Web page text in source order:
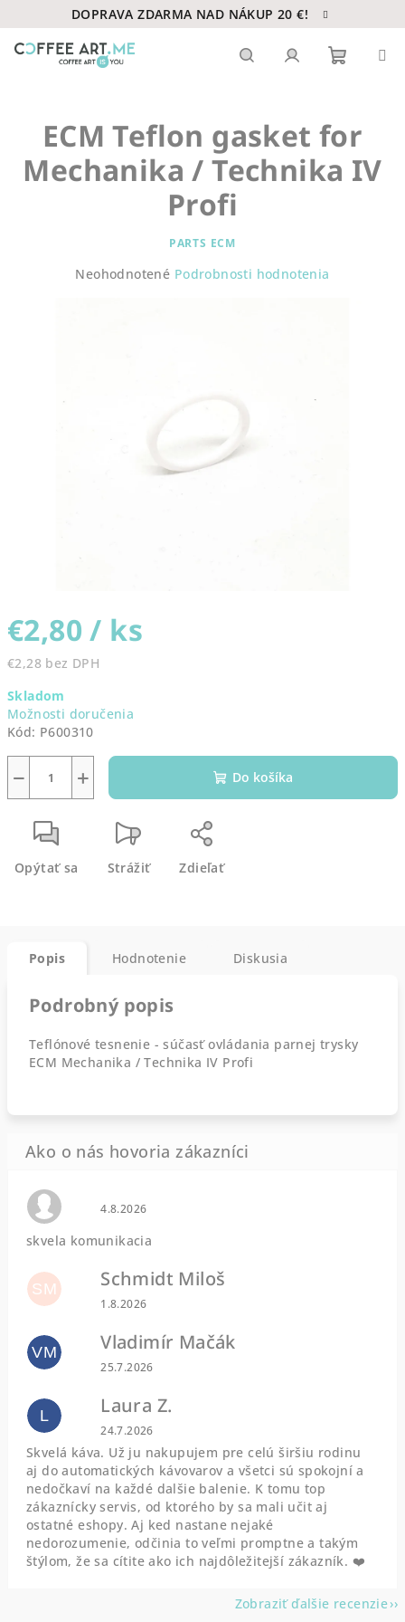
na
obsah
DOPRAVA ZDARMA NAD NÁKUP 20 €!
košík
€2,80/ ks
€2,28 bez DPH
cena:
Skladom
Možnosti doručenia
Kód: P600310
+
− Do košíka
Opýtať sa Strážiť Zdieľať
ECM Teflon gasket for
Mechanika / Technika IV
Profi
PARTS ECM
Priemerné
Neohodnotené Podrobnosti hodnotenia
Popis Hodnotenie Diskusia
Podrobný popis
Teflónové tesnenie - súčasť ovládania parnej trysky
ECM Mechanika / Technika IV Profi
Hodnotenie obchodu je 0 z 5 hviezdičiek.
4.8.2026
skvela komunikacia
SM Schmidt Miloš
Hodnotenie obchodu je 5 z 5 hviezdičiek.
1.8.2026
VM Vladimír Mačák
Hodnotenie obchodu je 5 z 5 hviezdičiek.
25.7.2026
L Laura Z.
Hodnotenie obchodu je 5 z 5 hviezdičiek.
24.7.2026
Skvelá káva. Už ju nakupujem pre celú širšiu rodinu
aj do automatických kávovarov a všetci sú spokojní a
nedočkaví na každé dalšie balenie. K tomu top
zákaznícky servis, od ktorého by sa mali učit aj
ostatné eshopy. Aj ked nastane nejaké
nedorozumenie, odčinia to veľmi promptne a takým
štýlom, že sa cítite ako ich najdôležitejší zákazník. ❤️
Zobraziť ďalšie recenzie